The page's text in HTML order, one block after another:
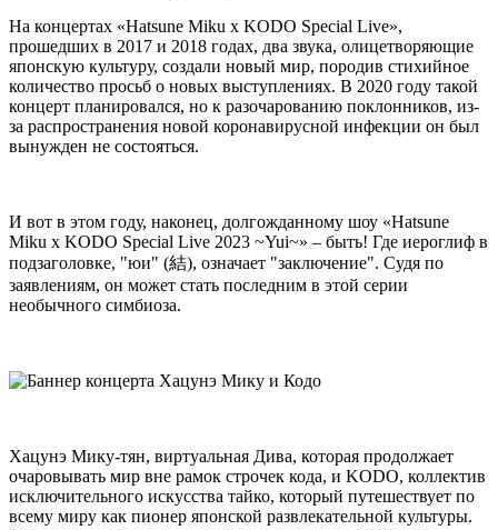
На концертах «Hatsune Miku x KODO Special Live»,
прошедших в 2017 и 2018 годах, два звука, олицетворяющие
японскую культуру, создали новый мир, породив стихийное
количество просьб о новых выступлениях. В 2020 году такой
концерт планировался, но к разочарованию поклонников, из-
за распространения новой коронавирусной инфекции он был
вынужден не состояться.
И вот в этом году, наконец, долгожданному шоу «Hatsune
Miku x KODO Special Live 2023 ~Yui~» – быть! Где иероглиф в
подзаголовке, "юи" (結), означает "заключение". Судя по
заявлениям, он может стать последним в этой серии
необычного симбиоза.
Хацунэ Мику-тян, виртуальная Дива, которая продолжает
очаровывать мир вне рамок строчек кода, и KODO, коллектив
исключительного искусства тайко, который путешествует по
всему миру как пионер японской развлекательной культуры.